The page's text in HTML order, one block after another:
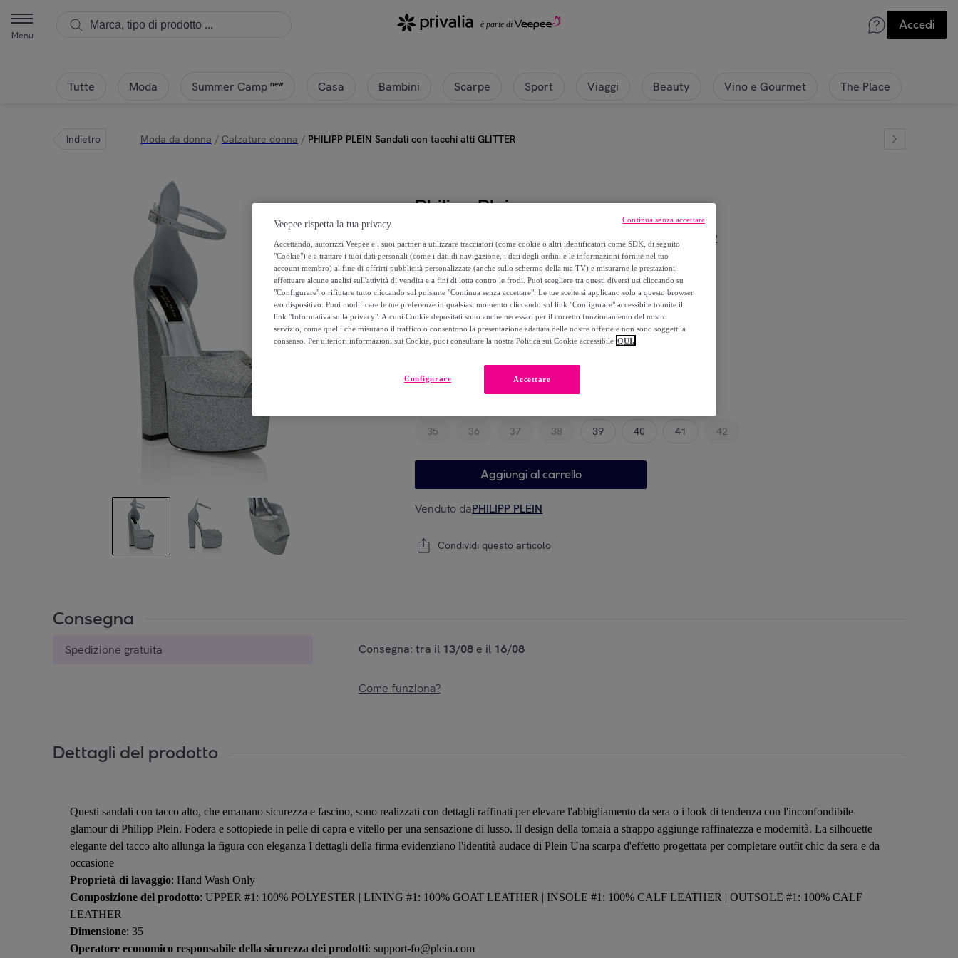
Menu
Accedi
Tutte Moda Summer Camp new Casa Bambini Scarpe Sport Viaggi Beauty Vino e Gourmet The Place
Indietro Moda da donna / Calzature donna / PHILIPP PLEIN Sandali con tacchi alti GLITTER
Philipp Plein
PHILIPP PLEIN Sandali con tacchi alti GLITTER
267,00 €
890,00 €
Modello
35 36 37 38 39 40 41 42
Aggiungi al carrello
Venduto daPHILIPP PLEIN
Condividi questo articolo
Consegna
Spedizione gratuita Consegna: tra il 13/08 e il 16/08
Come funziona?
Dettagli del prodotto
Questi sandali con tacco alto, che emanano sicurezza e fascino, sono realizzati con dettagli raffinati per elevare l'abbigliamento da sera o i look di tendenza con l'inconfondibile
glamour di Philipp Plein. Fodera e sottopiede in pelle di capra e vitello per una sensazione di lusso. Il design della tomaia a strappo aggiunge raffinatezza e modernità. La silhouette
elegante del tacco alto allunga la figura con eleganza I dettagli della firma evidenziano l'identità audace di Plein Una scarpa d'effetto progettata per completare outfit chic da sera e da
occasione
Proprietà di lavaggio: Hand Wash Only
Composizione del prodotto: UPPER #1: 100% POLYESTER | LINING #1: 100% GOAT LEATHER | INSOLE #1: 100% CALF LEATHER | OUTSOLE #1: 100% CALF
LEATHER
Dimensione: 35
Operatore economico responsabile della sicurezza dei prodotti: support-fo@plein.com
Veepee rispetta la tua privacy
Accettando, autorizzi Veepee e i suoi partner a utilizzare tracciatori (come cookie o altri identificatori come SDK, di seguito
"Cookie") e a trattare i tuoi dati personali (come i dati di navigazione, i dati degli ordini e le informazioni fornite nel tuo
account membro) al fine di offrirti pubblicità personalizzate (anche sullo schermo della tua TV) e misurarne le prestazioni,
effettuare alcune analisi sull'attività di vendita e a fini di lotta contro le frodi. Puoi scegliere tra questi diversi usi cliccando su
"Configurare" o rifiutare tutto cliccando sul pulsante "Continua senza accettare". Le tue scelte si applicano solo a questo browser
e/o dispositivo. Puoi modificare le tue preferenze in qualsiasi momento cliccando sul link "Configurare" accessibile tramite il
link "Informativa sulla privacy". Alcuni Cookie depositati sono anche necessari per il corretto funzionamento del nostro
servizio, come quelli che misurano il traffico o consentono la presentazione adattata delle nostre offerte e non sono soggetti a
consenso. Per ulteriori informazioni sui Cookie, puoi consultare la nostra Politica sui Cookie accessibile QUI.
Accettare
Configurare
Continua senza accettare